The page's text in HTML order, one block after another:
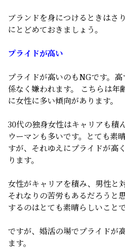
ブランドを身につけるときはさ
にとどめておきましょう。
プライドが高い
プライドが高いのもNGです。
係なく嫌われます。 こちらは年
に女性に多い傾向があります。
30代の独身女性はキャリアも積
ウーマンも多いです。とても素
すが、それゆえにプライドが高
ります。
女性がキャリアを積み、男性と
それなりの苦労もあるだろうと
するのはとても素晴らしいことで
ですが、婚活の場でプライドが
ます。